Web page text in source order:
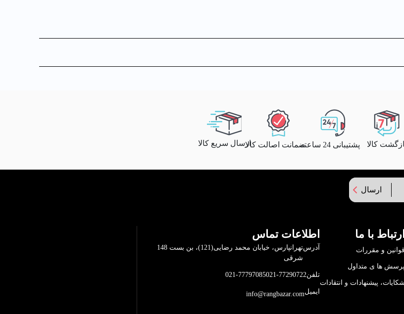
کالا پشتیبانی 24 ساعته ضمانت اصالت کالاارسال سریع کالا
ارسال
ارتباط با ما
قوانین و مقررات
پرسش ها ی متداول
شکایات، پیشنهادات و انتقادات
اطلاعات تماس
آدرس
تهرانپارس، خیابان محمد رضایی(121)، بن بست 148
شرقی
تلفن021-77290722
021-77797085
ایمیلinfo@rangbazar.com